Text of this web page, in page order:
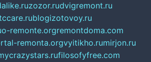
zozor.rudvigremont.ru
blogizotovoy.ru
o-remonte.orgremontdoma.com
remonta.orgvyitikho.rumirjon.ru
filosofyfree.com